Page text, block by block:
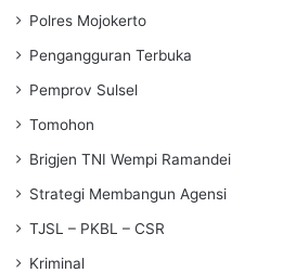
Polres Mojokerto
Pengangguran Terbuka
Pemprov Sulsel
Tomohon
Brigjen TNI Wempi Ramandei
Strategi Membangun Agensi
TJSL – PKBL – CSR
Kriminal